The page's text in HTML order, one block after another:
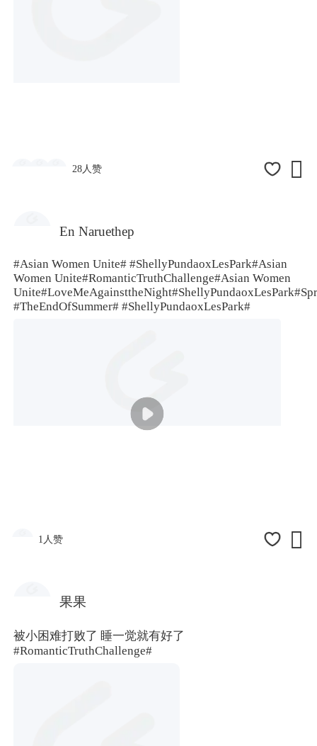
28人赞 
En Naruethep
#Asian Women Unite# #ShellyPundaoxLesPark#Asian
Women Unite#RomanticTruthChallenge#Asian Women
Unite#LoveMeAgainsttheNight#ShellyPundaoxLesPark#
#TheEndOfSummer##ShellyPundaoxLesPark#
1人赞 
果果
被小困难打败了 睡一觉就有好了
#RomanticTruthChallenge#